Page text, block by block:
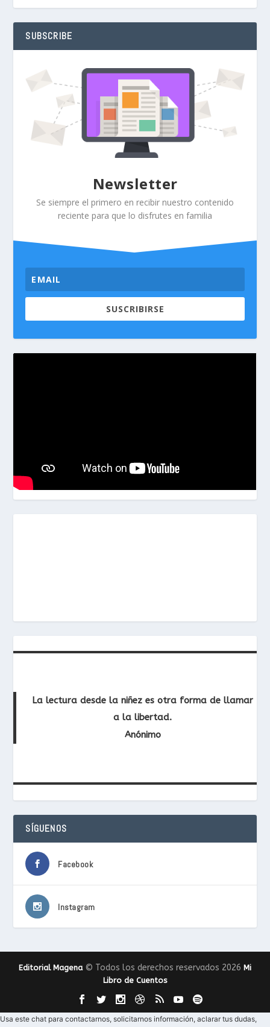
SUBSCRIBE
Newsletter
Se siempre el primero en recibir nuestro contenido
reciente para que lo disfrutes en familia
SUSCRIBIRSE
La lectura desde la niñez es otra forma de llamar
a la libertad.
Anónimo
SÍGUENOS
Facebook
Instagram
Editorial Magena© Todos los derechos reservados 2026 Mi
Libro de Cuentos
Usa este chat para contactarnos, solicitarnos información, aclarar tus dudas,